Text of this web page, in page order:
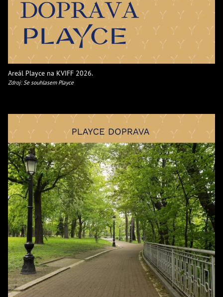
Areál Playce na KVIFF 2026.
Zdroj: Se souhlasem Playce